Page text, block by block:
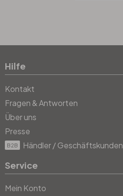
Hilfe
Kontakt
Fragen & Antworten
Über uns
Presse
B2B Händler / Geschäftskunden
Service
Mein Konto